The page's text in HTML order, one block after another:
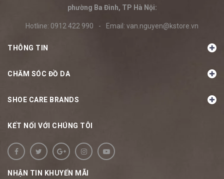
phường Ba Đình, TP Hà Nội:
Hotline: 0912 422 990 - Email: van.nguyen@kstore.vn
THÔNG TIN
CHĂM SÓC ĐỒ DA
SHOE CARE BRANDS
KẾT NỐI VỚI CHÚNG TÔI
NHẬN TIN KHUYẾN MÃI